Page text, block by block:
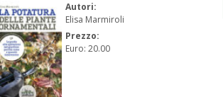
Autori:
Elisa Marmiroli
Prezzo:
Euro: 20.00